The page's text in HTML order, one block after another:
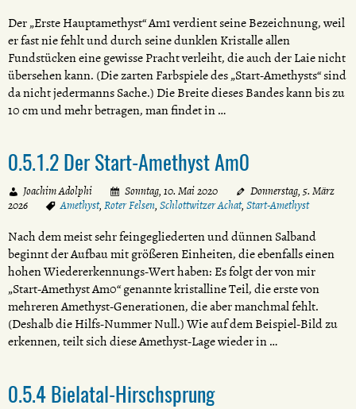
Der „Erste Hauptamethyst“ Am1 verdient seine Bezeichnung, weil
er fast nie fehlt und durch seine dunklen Kristalle allen
Fundstücken eine gewisse Pracht verleiht, die auch der Laie nicht
übersehen kann. (Die zarten Farbspiele des „Start-Amethysts“ sind
da nicht jedermanns Sache.) Die Breite dieses Bandes kann bis zu
10 cm und mehr betragen, man findet in …
0.5.1.2 Der Start-Amethyst Am0
Joachim Adolphi Sonntag, 10. Mai 2020
Donnerstag, 5. März
2026
Amethyst, Roter Felsen, Schlottwitzer Achat, Start-Amethyst
Nach dem meist sehr feingegliederten und dünnen Salband
beginnt der Aufbau mit größeren Einheiten, die ebenfalls einen
hohen Wiedererkennungs-Wert haben: Es folgt der von mir
„Start-Amethyst Am0“ genannte kristalline Teil, die erste von
mehreren Amethyst-Generationen, die aber manchmal fehlt.
(Deshalb die Hilfs-Nummer Null.) Wie auf dem Beispiel-Bild zu
erkennen, teilt sich diese Amethyst-Lage wieder in …
0.5.4 Bielatal-Hirschsprung